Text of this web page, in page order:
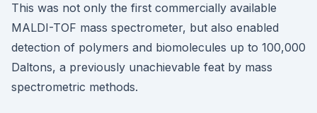
This was not only the first commercially available
MALDI-TOF mass spectrometer, but also enabled
detection of polymers and biomolecules up to 100,000
Daltons, a previously unachievable feat by mass
spectrometric methods.